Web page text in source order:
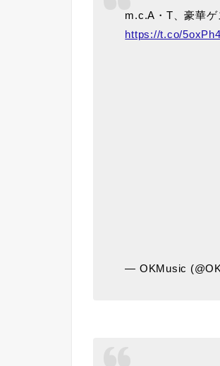
m.c.A・T、豪華
https://t.co/
— OKMusic